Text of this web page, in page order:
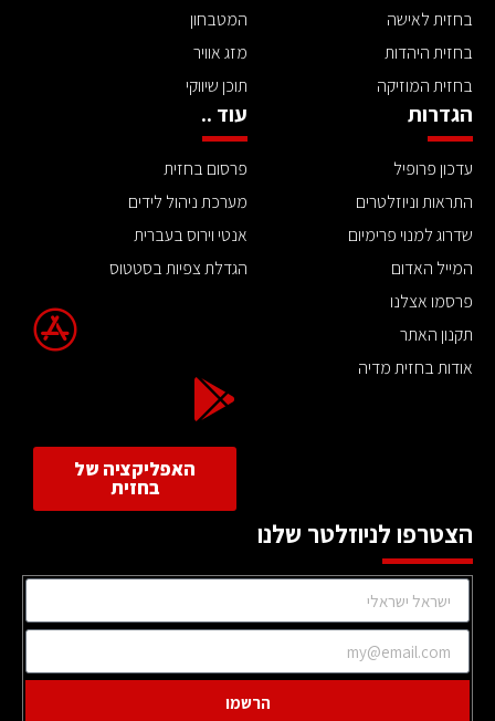
בחזית לאישה
בחזית היהדות
בחזית המוזיקה
המטבחון
מזג אוויר
תוכן שיווקי
הגדרות
עדכון פרופיל
התראות וניוזלטרים
שדרוג למנוי פרימיום
המייל האדום
פרסמו אצלנו
תקנון האתר
אודות בחזית מדיה
עוד ..
פרסום בחזית
מערכת ניהול לידים
אנטי וירוס בעברית
הגדלת צפיות בסטטוס
האפליקציה של
בחזית
הצטרפו לניוזלטר שלנו
הרשמו